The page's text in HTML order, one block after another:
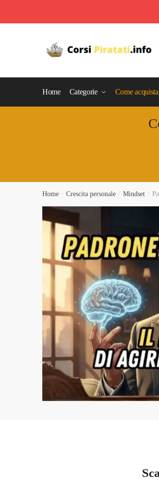
Home Categorie Come
Home Crescita personale Mindset